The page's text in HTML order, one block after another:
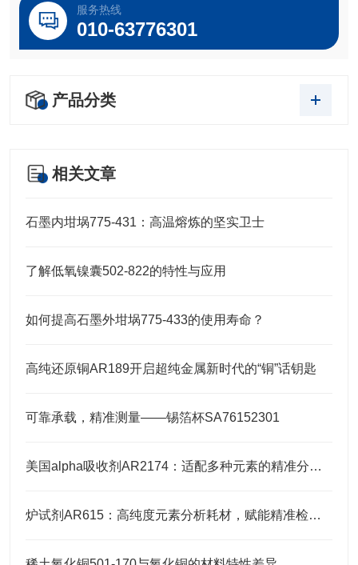
服务热线
010-63776301
产品分类
相关文章
石墨内坩埚775-431：高温熔炼的坚实卫士
了解低氧镍囊502-822的特性与应用
如何提高石墨外坩埚775-433的使用寿命？
高纯还原铜AR189开启超纯金属新时代的“铜”话钥匙
可靠承载，精准测量——锡箔杯SA76152301
美国alpha吸收剂AR2174：适配多种元素的精准分析需求
炉试剂AR615：高纯度元素分析耗材，赋能精准检测高效推进